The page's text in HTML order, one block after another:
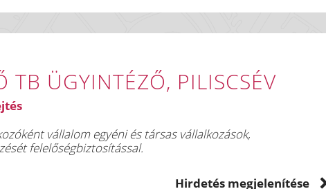
TB ÜGYINTÉZŐ, PILISCSÉV
egyéni és társas vállalkozások,
felelőségbiztosítással.
Hirdetés megjelenítése